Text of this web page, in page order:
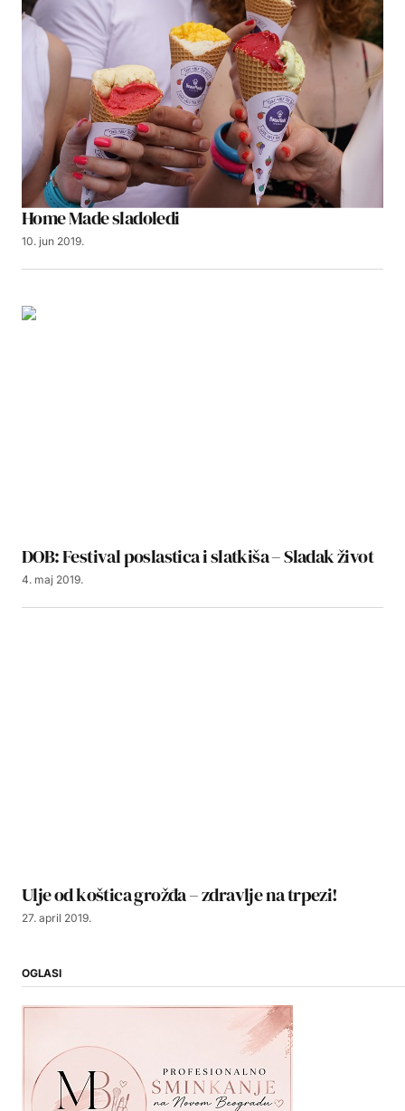
Home Made sladoledi
10. jun 2019.
DOB: Festival poslastica i slatkiša – Sladak život
4. maj 2019.
Ulje od koštica grožđa – zdravlje na trpezi!
27. april 2019.
OGLASI